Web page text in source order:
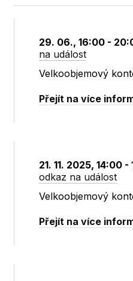
29. 06., 16:00 -
na událost
Velkoobjemový
Přejít na více
21. 11. 2025, 14:00 -
odkaz na událost
Velkoobjemový
Přejít na více